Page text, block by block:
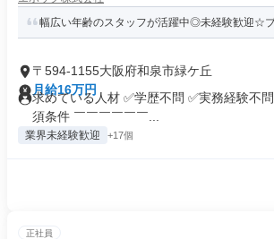
幅広い年齢のスタッフが活躍中◎未経験歓迎☆
〒594-1155大阪府和泉市緑ケ丘
月給16万円
求めている人材 ✅学歴不問 ✅実務経験不
須条件 ￣￣￣￣￣￣...
業界未経験歓迎 +17個
正社員